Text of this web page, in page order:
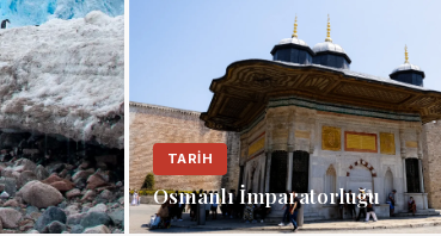
TARIH
Osmanlı İmparatorluğu